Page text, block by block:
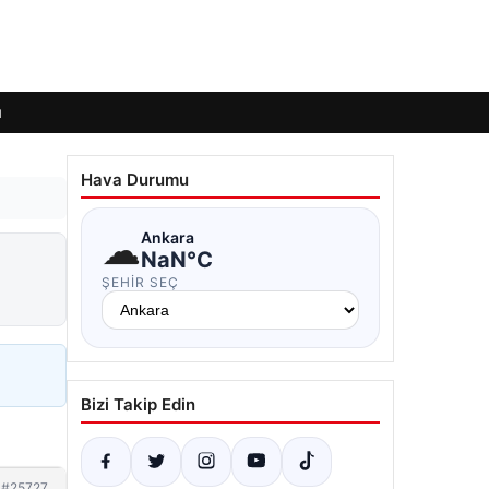
Hava Durumu
☁Ankara
NaN°C
ŞEHIR SEÇ
Bizi Takip Edin